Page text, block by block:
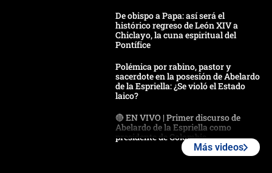
De obispo a Papa: así será el
histórico regreso de León XIV a
Chiclayo, la cuna espiritual del
Pontífice
Polémica por rabino, pastor y
sacerdote en la posesión de Abelardo
de la Espriella: ¿Se violó el Estado
laico?
🔴 EN VIVO | Primer discurso de
Abelardo de la Espriella como
presidente de Colombia
Más videos